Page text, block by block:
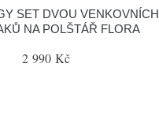
SET DVOU VENKOVNÍCH
NA POLŠTÁŘ FLORA
2 990 Kč